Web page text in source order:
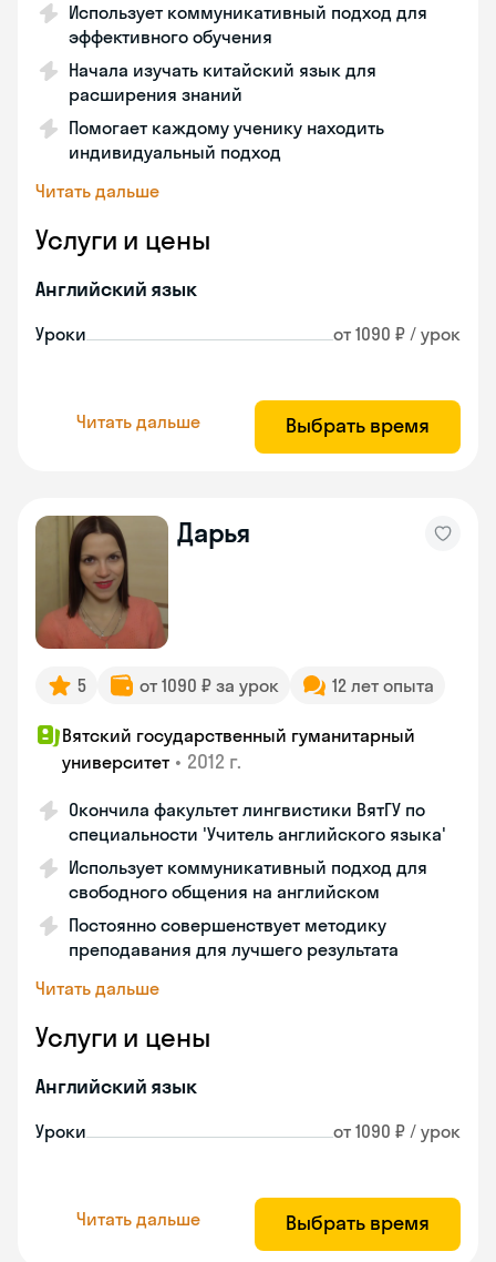
Использует коммуникативный подход для
эффективного обучения
Начала изучать китайский язык для
расширения знаний
Помогает каждому ученику находить
индивидуальный подход
Читать дальше
Услуги и цены
Английский язык
Уроки от 1090 ₽ / урок
Читать дальше Выбрать время
Дарья
5 от 1090 ₽ за урок 12 лет опыта
Вятский государственный гуманитарный
университет • 2012 г.
Окончила факультет лингвистики ВятГУ по
специальности 'Учитель английского языка'
Использует коммуникативный подход для
свободного общения на английском
Постоянно совершенствует методику
преподавания для лучшего результата
Читать дальше
Услуги и цены
Английский язык
Уроки от 1090 ₽ / урок
Читать дальше Выбрать время